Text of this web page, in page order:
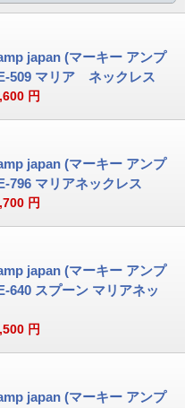
japan (マーキー アンプ
509 マリア ネックレス
円
japan (マーキー アンプ
796 マリアネックレス
円
japan (マーキー アンプ
640 スプーン マリアネッ
円
japan (マーキー アンプ